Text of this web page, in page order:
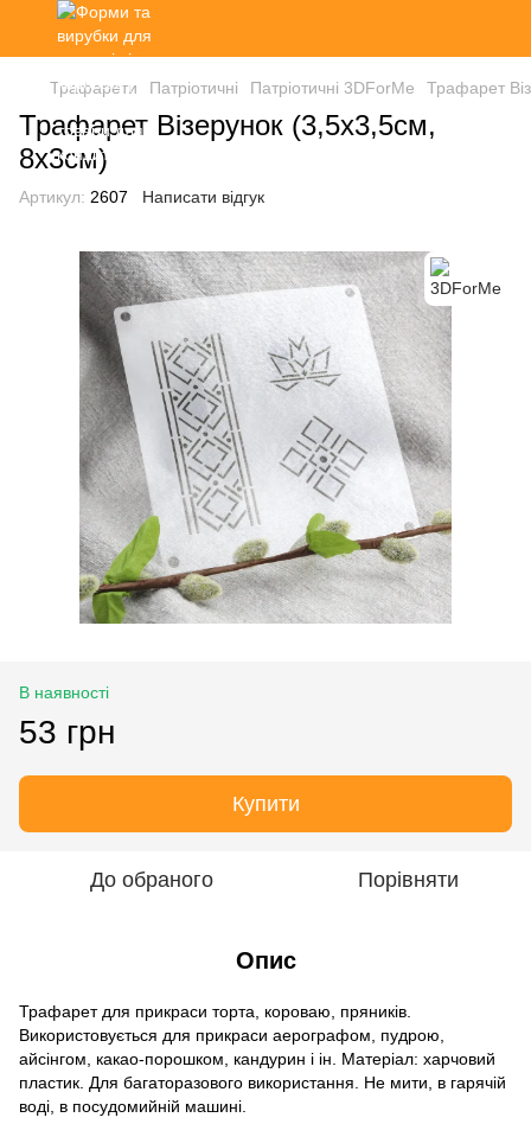
Трафарети Патріотичні Патріотичні 3DForMe Трафарет
Трафарет Візерунок (3,5х3,5см,
8х3см)
Артикул: 2607 Написати відгук
В наявності
53 грн
Купити
До обраного Порівняти
Опис
Трафарет для прикраси торта, короваю, пряників.
Використовується для прикраси аерографом, пудрою,
айсінгом, какао-порошком, кандурин і ін. Матеріал: харчовий
пластик. Для багаторазового використання. Не мити, в гарячій
воді, в посудомийній машині.